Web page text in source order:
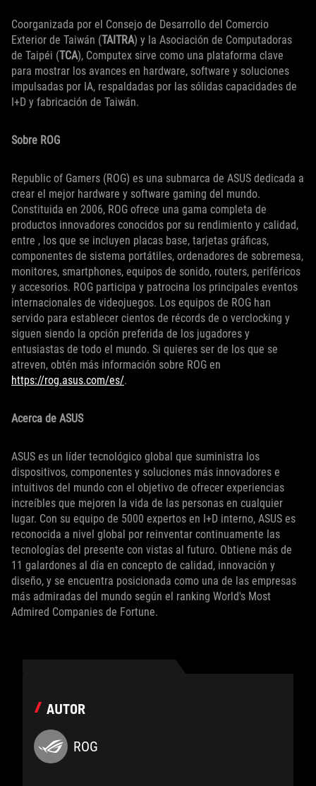
Coorganizada por el Consejo de Desarrollo del Comercio
Exterior de Taiwán (TAITRA) y la Asociación de Computadoras
de Taipéi (TCA), Computex sirve como una plataforma clave
para mostrar los avances en hardware, software y soluciones
impulsadas por IA, respaldadas por las sólidas capacidades de
I+D y fabricación de Taiwán.
Sobre ROG
Republic of Gamers (ROG) es una submarca de ASUS dedicada a
crear el mejor hardware y software gaming del mundo.
Constituida en 2006, ROG ofrece una gama completa de
productos innovadores conocidos por su rendimiento y calidad,
entre , los que se incluyen placas base, tarjetas gráficas,
componentes de sistema portátiles, ordenadores de sobremesa,
monitores, smartphones, equipos de sonido, routers, periféricos
y accesorios. ROG participa y patrocina los principales eventos
internacionales de videojuegos. Los equipos de ROG han
servido para establecer cientos de récords de o verclocking y
siguen siendo la opción preferida de los jugadores y
entusiastas de todo el mundo. Si quieres ser de los que se
atreven, obtén más información sobre ROG en
https://rog.asus.com/es/.
Acerca de ASUS
ASUS es un líder tecnológico global que suministra los
dispositivos, componentes y soluciones más innovadores e
intuitivos del mundo con el objetivo de ofrecer experiencias
increíbles que mejoren la vida de las personas en cualquier
lugar. Con su equipo de 5000 expertos en I+D interno, ASUS es
reconocida a nivel global por reinventar continuamente las
tecnologías del presente con vistas al futuro. Obtiene más de
11 galardones al día en concepto de calidad, innovación y
diseño, y se encuentra posicionada como una de las empresas
más admiradas del mundo según el ranking World's Most
Admired Companies de Fortune.
AUTOR
ROG